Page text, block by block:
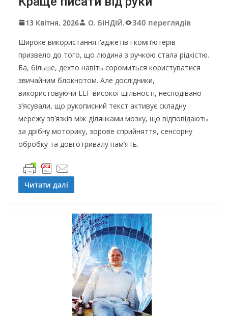
13 Квітня, 2026 О. БІНДІЙ. 340 переглядів
Широке використання ґаджетів і комп’ютерів
призвело до того, що людина з ручкою стала рідкістю.
Ба, більше, дехто навіть соромиться користуватися
звичайним блокнотом. Але дослідники,
використовуючи ЕЕГ високої щільності, несподівано
з’ясували, що рукописний текст активує складну
мережу зв’язків між ділянками мозку, що відповідають
за дрібну моторику, зорове сприйняття, сенсорну
обробку та довготривалу пам’ять.
Читати далі